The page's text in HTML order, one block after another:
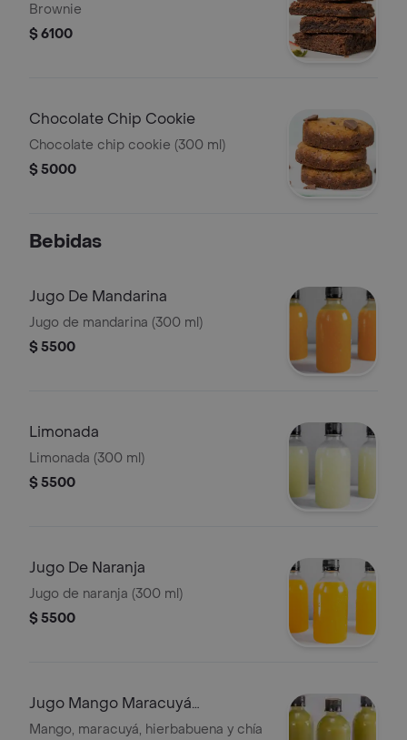
Brownie
$ 6100
Chocolate Chip Cookie
Chocolate chip cookie (300 ml)
$ 5000
Bebidas
Jugo De Mandarina
Jugo de mandarina (300 ml)
$ 5500
Limonada
Limonada (300 ml)
$ 5500
Jugo De Naranja
Jugo de naranja (300 ml)
$ 5500
Jugo Mango Maracuyá
Hierbabuena Y Chía
Mango, maracuyá, hierbabuena y chía